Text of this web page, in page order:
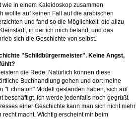
wie in einem Kaleidoskop zusammen
wollte auf keinen Fall auf die arabischen
und fand so die Möglichkeit, die allzu
in der ich mich befand, und das
sich die Geschichte von selbst.
"Schildbürgermeister". Keine Angst,
die Rede. Natürlich können diese
Buchhandlung gehen und dort meine
"Echnaton" Modell gestanden haben, sich auf
beschäftigt. Ich werde jedenfalls noch gegrüßt.
einer Geschichte kann man sich nicht mehr
macht. Wichtig erscheint mir beim